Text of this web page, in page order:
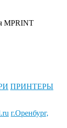
ПРИНТЕРЫ
г.Оренбург,